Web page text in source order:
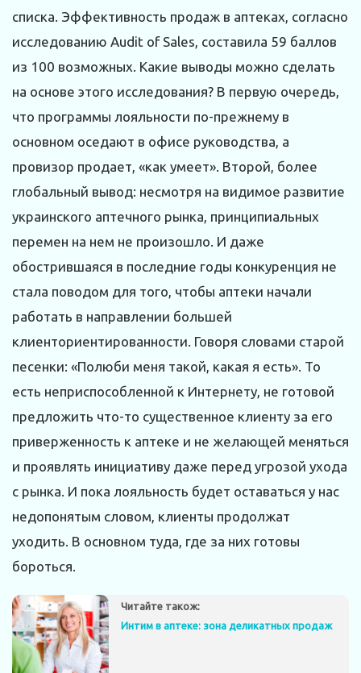
списка. Эффективность продаж в аптеках, согласно
исследованию Audit of Sales, составила 59 баллов
из 100 возможных. Какие выводы можно сделать
на основе этого исследования? В первую очередь,
что программы лояльности по-прежнему в
основном оседают в офисе руководства, а
провизор продает, «как умеет». Второй, более
глобальный вывод: несмотря на видимое развитие
украинского аптечного рынка, принципиальных
перемен на нем не произошло. И даже
обострившаяся в последние годы конкуренция не
стала поводом для того, чтобы аптеки начали
работать в направлении большей
клиенториентированности. Говоря словами старой
песенки: «Полюби меня такой, какая я есть». То
есть неприспособленной к Интернету, не готовой
предложить что-то существенное клиенту за его
приверженность к аптеке и не желающей меняться
и проявлять инициативу даже перед угрозой ухода
с рынка. И пока лояльность будет оставаться у нас
недопонятым словом, клиенты продолжат
уходить. В основном туда, где за них готовы
бороться.
Читайте також:
Интим в аптеке: зона деликатных продаж